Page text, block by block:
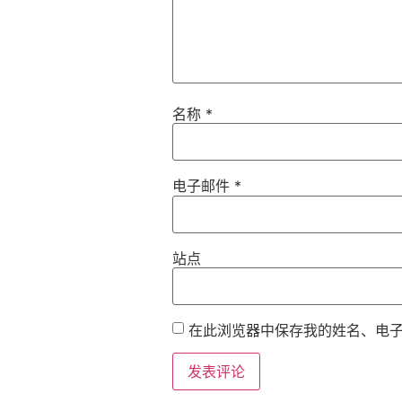
名称 *
电子邮件 *
站点
在此浏览器中保存我的姓名、电